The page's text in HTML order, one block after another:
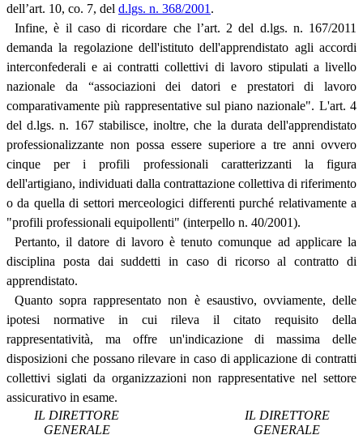
dell’art. 10, co. 7, del d.lgs. n. 368/2001 .
Infine, è il caso di ricordare che l’art. 2 del d.lgs. n. 167/2011
demanda la regolazione dell'istituto dell'apprendistato agli accordi
interconfederali e ai contratti collettivi di lavoro stipulati a livello
nazionale da “associazioni dei datori e prestatori di lavoro
comparativamente più rappresentative sul piano nazionale". L'art. 4
del d.lgs. n. 167 stabilisce, inoltre, che la durata dell'apprendistato
professionalizzante non possa essere superiore a tre anni ovvero
cinque per i profili professionali caratterizzanti la figura
dell'artigiano, individuati dalla contrattazione collettiva di riferimento
o da quella di settori merceologici differenti purché relativamente a
"profili professionali equipollenti" (interpello n. 40/2001).
Pertanto, il datore di lavoro è tenuto comunque ad applicare la
disciplina posta dai suddetti in caso di ricorso al contratto di
apprendistato.
Quanto sopra rappresentato non è esaustivo, ovviamente, delle
ipotesi normative in cui rileva il citato requisito della
rappresentatività, ma offre un'indicazione di massima delle
disposizioni che possano rilevare in caso di applicazione di contratti
collettivi siglati da organizzazioni non rappresentative nel settore
assicurativo in esame.
IL DIRETTORE
GENERALE
IL DIRETTORE
GENERALE